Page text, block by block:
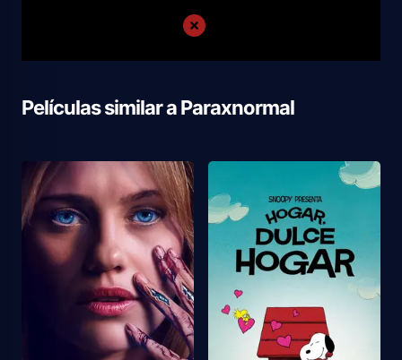
Películas similar aParaxnormal